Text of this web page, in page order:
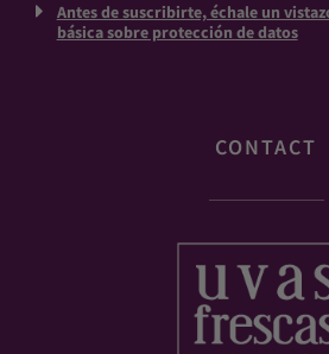
Antes de suscribirte, échale un
básica sobre protección de datos
CONTACT